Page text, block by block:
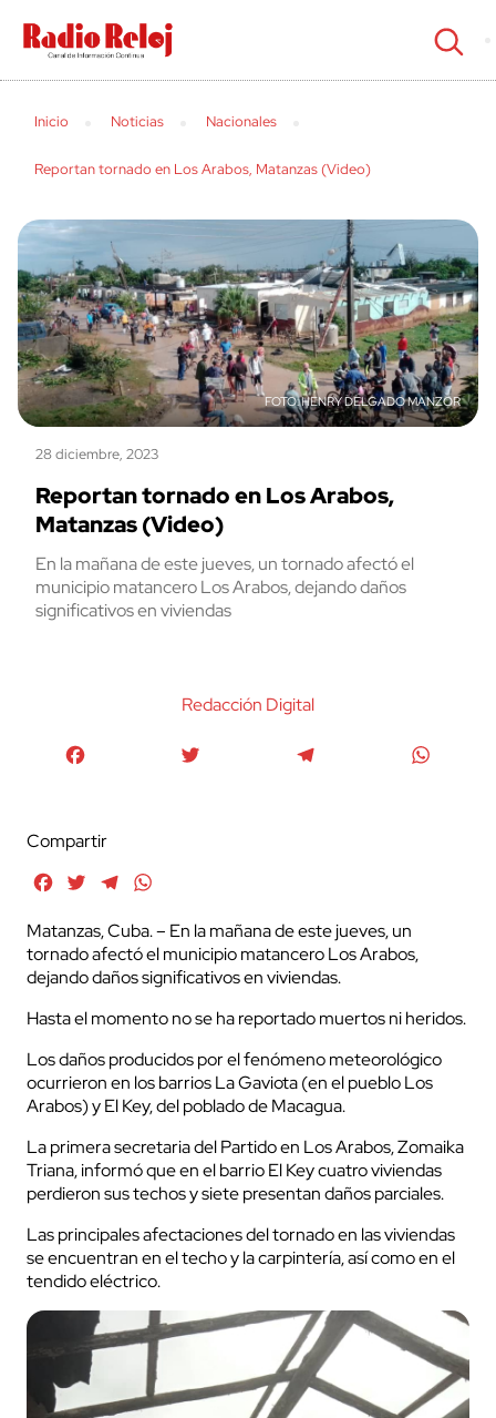
cerrar
Inicio Noticias Nacionales
Reportan tornado en Los Arabos, Matanzas (Video)
HENRY DELGADO MANZOR
28 diciembre, 2023
Reportan tornado en Los Arabos,
Matanzas (Video)
En la mañana de este jueves, un tornado afectó el
municipio matancero Los Arabos, dejando daños
significativos en viviendas
Redacción Digital
Compartir
FacebookTwitterTelegram
Matanzas, Cuba. – En la mañana de este jueves, un
tornado afectó el municipio matancero Los Arabos,
dejando daños significativos en viviendas.
Hasta el momento no se ha reportado muertos ni heridos.
Los daños producidos por el fenómeno meteorológico
ocurrieron en los barrios La Gaviota (en el pueblo Los
Arabos) y El Key, del poblado de Macagua.
La primera secretaria del Partido en Los Arabos, Zomaika
Triana, informó que en el barrio El Key cuatro viviendas
perdieron sus techos y siete presentan daños parciales.
Las principales afectaciones del tornado en las viviendas
se encuentran en el techo y la carpintería, así como en el
tendido eléctrico.